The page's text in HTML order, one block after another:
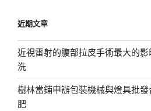
字:
近期文章
近視雷射的腹部拉皮手術最大的
洗
樹林當鋪申辦包裝機械與燈具批
肥